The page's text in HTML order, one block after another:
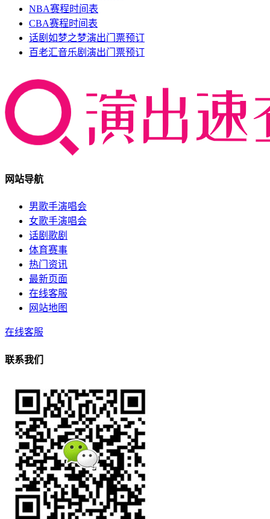
NBA赛程时间表
CBA赛程时间表
话剧如梦之梦演出门票预订
百老汇音乐剧演出门票预订
网站导航
男歌手演唱会
女歌手演唱会
话剧歌剧
体育赛事
热门资讯
最新页面
在线客服
网站地图
在线客服
联系我们